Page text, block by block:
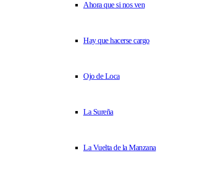
Ahora que si nos ven
Hay que hacerse cargo
Ojo de Loca
La Sureña
La Vuelta de la Manzana